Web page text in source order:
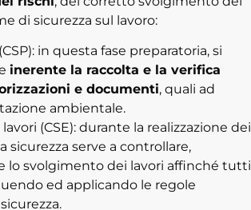
di sicurezza sul lavoro:
in questa fase preparatoria, si
inerente la raccolta e la verifica
e documenti, quali ad
ambientale.
(CSE): durante la realizzazione dei
sicurezza serve a controllare,
lo svolgimento dei lavori affinché tutti
ed applicando le regole